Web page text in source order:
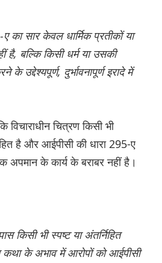
का सार केवल धार्मिक प्रतीकों या
बल्कि किसी धर्म या उसकी
उद्देश्यपूर्ण, दुर्भावनापूर्ण इरादे में
चित्रण किसी भी
है और आईपीसी की धारा 295-ए
के कार्य के बराबर नहीं है।
किसी भी स्पष्ट या अंतर्निहित
के अभाव में आरोपों को आईपीसी